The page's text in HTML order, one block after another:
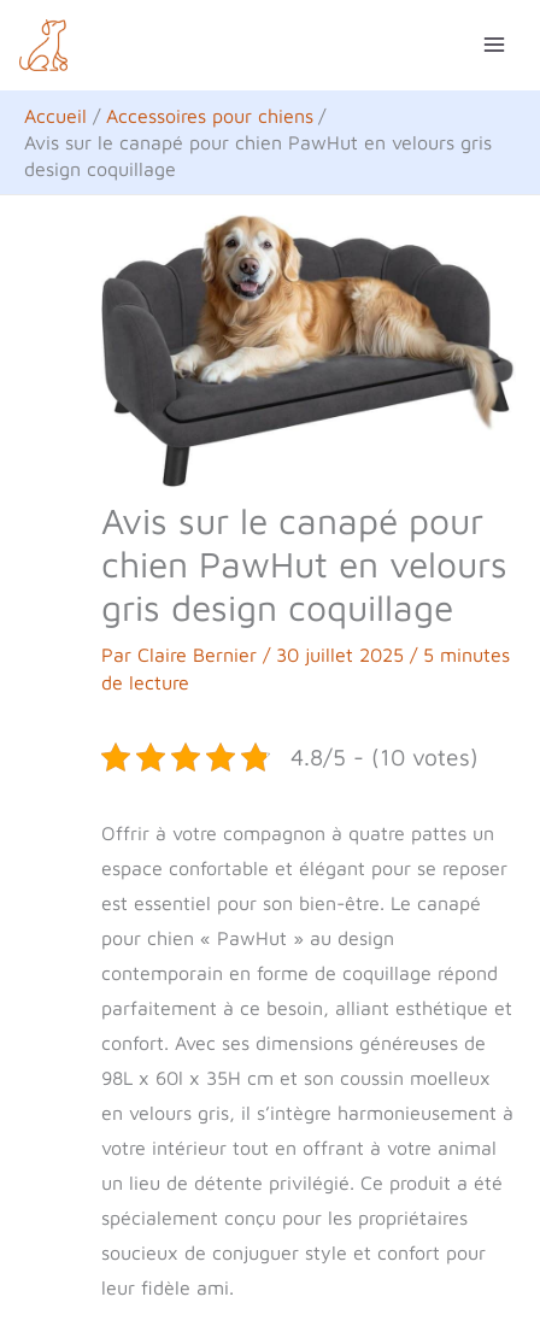
contenu
Accueil
Accessoires pour chiens
Avis sur le canapé pour chien PawHut en velours gris
design coquillage
Avis sur le canapé pour
chien PawHut en velours
gris design coquillage
Par Claire Bernier / 30 juillet 2025 / 5 minutes
de lecture
4.8/5 - (10 votes)
Offrir à votre compagnon à quatre pattes un
espace confortable et élégant pour se reposer
est essentiel pour son bien-être. Le canapé
pour chien « PawHut » au design
contemporain en forme de coquillage répond
parfaitement à ce besoin, alliant esthétique et
confort. Avec ses dimensions généreuses de
98L x 60l x 35H cm et son coussin moelleux
en velours gris, il s’intègre harmonieusement à
votre intérieur tout en offrant à votre animal
un lieu de détente privilégié. Ce produit a été
spécialement conçu pour les propriétaires
soucieux de conjuguer style et confort pour
leur fidèle ami.
e
c
h
e